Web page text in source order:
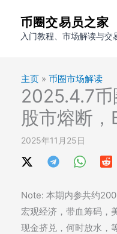
币圈交易员之家
入门教程、市场解读与交
主页 » 币圈市场解读
2025.4.7
股市熔断
2025年11月25日
Note: 本期内参共约
宏观经济，带血筹码，
现金挤兑，何时放水，等